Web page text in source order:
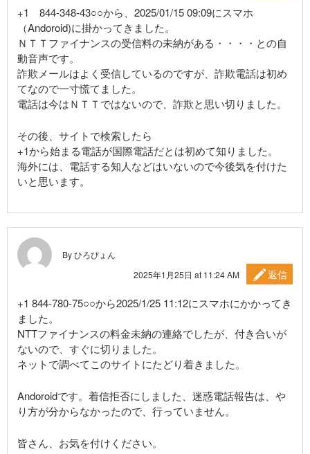
+1 844-348-43○○から、2025/01/15 09:09にスマホ
（Andoroid)に掛かってきました。
ＮＴＴファイナンスの受信料の未納がある・・・・との自
動音声です。
詐欺メールはよく受信しているのですが、詐欺電話は初め
てなので一寸慌てました。
電話は今はＮＴＴではないので、詐欺と思い切りました。
その後、サイトで検索したら
+1から始まる電話が国際電話だとは初めて知りました。
海外には、電話する知人などはいないので今後気を付けた
いと思います。
By ひろぴょん
2025年1月25日 at 11:24 AM
返信
+1 844-780-75○○から2025/1/25 11:12にスマホにかかってき
ました。
NTTファイナンスの料金未納の連絡でしたが、付き合いが
ないので、すぐに切りました。
ネットで調べてこのサイトにたどり着きました。
Andoroidです。着信拒否にしました、迷惑電話報告は、や
り方が分からなかったので、行っていません。
皆さん、お気を付けください。